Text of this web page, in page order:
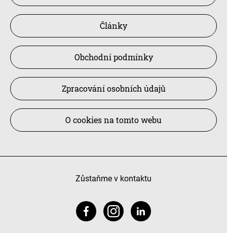
Články
Obchodní podmínky
Zpracování osobních údajů
O cookies na tomto webu
Zůstaňme v kontaktu